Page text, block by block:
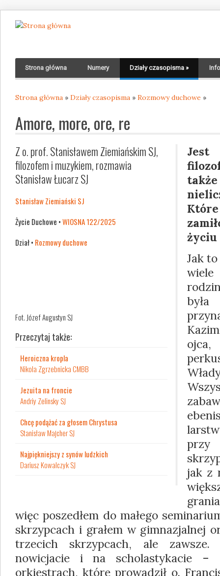
Strona główna Numery Działy czasopisma »
Jesteś tutaj
Strona główna » Działy czasopisma » Rozmowy duchowe »
Amore, more, ore, re
Z o. prof. Stanisławem Ziemiańskim SJ,
filozofem i muzykiem, rozmawia
Stanisław Łucarz SJ
Stanisław Ziemiański SJ
Życie Duchowe •WIOSNA 122/2025
Dział • Rozmowy duchowe
Fot. Józef Augustyn SJ
Przeczytaj także:
Heroiczna kropla
Nikola Zgrzebnicka CMBB
Jezuita na froncie
Andriy Zelinsky SJ
Chcę podążać za głosem Chrystusa
Stanisław Majcher SJ
Najpiękniejszy z synów ludzkich
Dariusz Kowalczyk SJ
życiu
Jak
ojca,
przy
jak z
więc poszedłem do małego
skrzypcach i grałem w gimna­zjalnej
trzecich skrzypcach, ale
nowicjacie i na scholastykacie –
orkiestrach, które prowadził o.